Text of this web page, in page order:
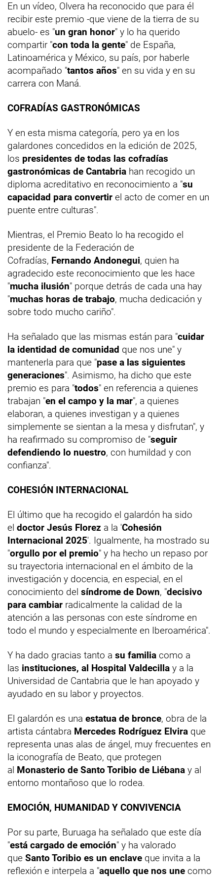
En un vídeo, Olvera ha reconocido que para él
recibir este premio -que viene de la tierra de su
abuelo- es "un gran honor" y lo ha querido
compartir "con toda la gente" de España,
Latinoamérica y México, su país, por haberle
acompañado "tantos años" en su vida y en su
carrera con Maná.
COFRADÍAS GASTRONÓMICAS
Y en esta misma categoría, pero ya en los
galardones concedidos en la edición de 2025,
los presidentes de todas las cofradías
gastronómicas de Cantabria han recogido un
diploma acreditativo en reconocimiento a "su
capacidad para convertir el acto de comer en un
puente entre culturas".
Mientras, el Premio Beato lo ha recogido el
presidente de la Federación de
Cofradías, Fernando Andonegui, quien ha
agradecido este reconocimiento que les hace
"mucha ilusión" porque detrás de cada una hay
"muchas horas de trabajo, mucha dedicación y
sobre todo mucho cariño".
Ha señalado que las mismas están para "cuidar
la identidad de comunidad que nos une" y
mantenerla para que "pase a las siguientes
generaciones". Asimismo, ha dicho que este
premio es para "todos" en referencia a quienes
trabajan "en el campo y la mar", a quienes
elaboran, a quienes investigan y a quienes
simplemente se sientan a la mesa y disfrutan", y
ha reafirmado su compromiso de "seguir
defendiendo lo nuestro, con humildad y con
confianza".
COHESIÓN INTERNACIONAL
El último que ha recogido el galardón ha sido
el doctor Jesús Florez a la 'Cohesión
Internacional 2025'. Igualmente, ha mostrado su
"orgullo por el premio" y ha hecho un repaso por
su trayectoria internacional en el ámbito de la
investigación y docencia, en especial, en el
conocimiento del síndrome de Down, "decisivo
para cambiar radicalmente la calidad de la
atención a las personas con este síndrome en
todo el mundo y especialmente en Iberoamérica".
Y ha dado gracias tanto a su familia como a
las instituciones, al Hospital Valdecilla y a la
Universidad de Cantabria que le han apoyado y
ayudado en su labor y proyectos.
El galardón es una estatua de bronce, obra de la
artista cántabra Mercedes Rodríguez Elvira que
representa unas alas de ángel, muy frecuentes en
la iconografía de Beato, que protegen
al Monasterio de Santo Toribio de Liébana y al
entorno montañoso que lo rodea.
EMOCIÓN, HUMANIDAD Y CONVIVENCIA
Por su parte, Buruaga ha señalado que este día
"está cargado de emoción" y ha valorado
que Santo Toribio es un enclave que invita a la
reflexión e interpela a "aquello que nos une como